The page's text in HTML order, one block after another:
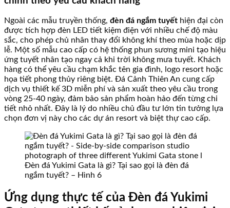
Ngoài các mẫu truyền thống, đèn đá ngắm tuyết hiện đại còn
được tích hợp đèn LED tiết kiệm điện với nhiều chế độ màu
sắc, cho phép chủ nhân thay đổi không khí theo mùa hoặc dịp
lễ. Một số mẫu cao cấp có hệ thống phun sương mini tạo hiệu
ứng tuyết nhân tạo ngay cả khi trời không mưa tuyết. Khách
hàng có thể yêu cầu chạm khắc tên gia đình, logo resort hoặc
họa tiết phong thủy riêng biệt. Đá Cảnh Thiên An cung cấp
dịch vụ thiết kế 3D miễn phí và sản xuất theo yêu cầu trong
vòng 25-40 ngày, đảm bảo sản phẩm hoàn hảo đến từng chi
tiết nhỏ nhất. Đây là lý do nhiều chủ đầu tư lớn tin tưởng lựa
chọn đơn vị này cho các dự án resort và biệt thự cao cấp.
Đèn đá Yukimi Gata là gì? Tại sao gọi là đèn đá
ngắm tuyết? – Hình 6
Ứng dụng thực tế của Đèn đá Yukimi